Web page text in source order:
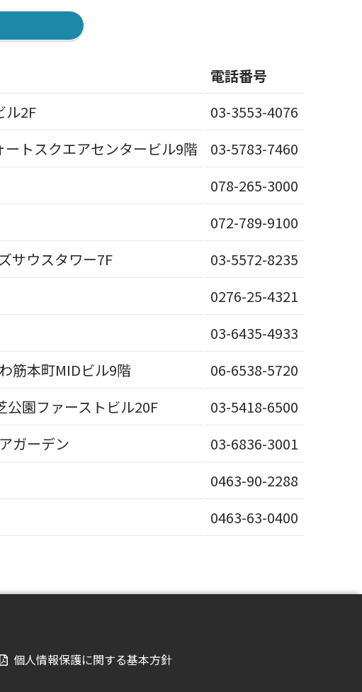
電話番号
ル2F
03-3553-4076
トスクエアセンタービル9階
03-5783-7460
078-265-3000
072-789-9100
サウスタワー7F
03-5572-8235
0276-25-4321
03-6435-4933
筋本町MIDビル9階
06-6538-5720
公園ファーストビル20F
03-5418-6500
ガーデン
03-6836-3001
0463-90-2288
0463-63-0400
個人情報保護に関する基本方針